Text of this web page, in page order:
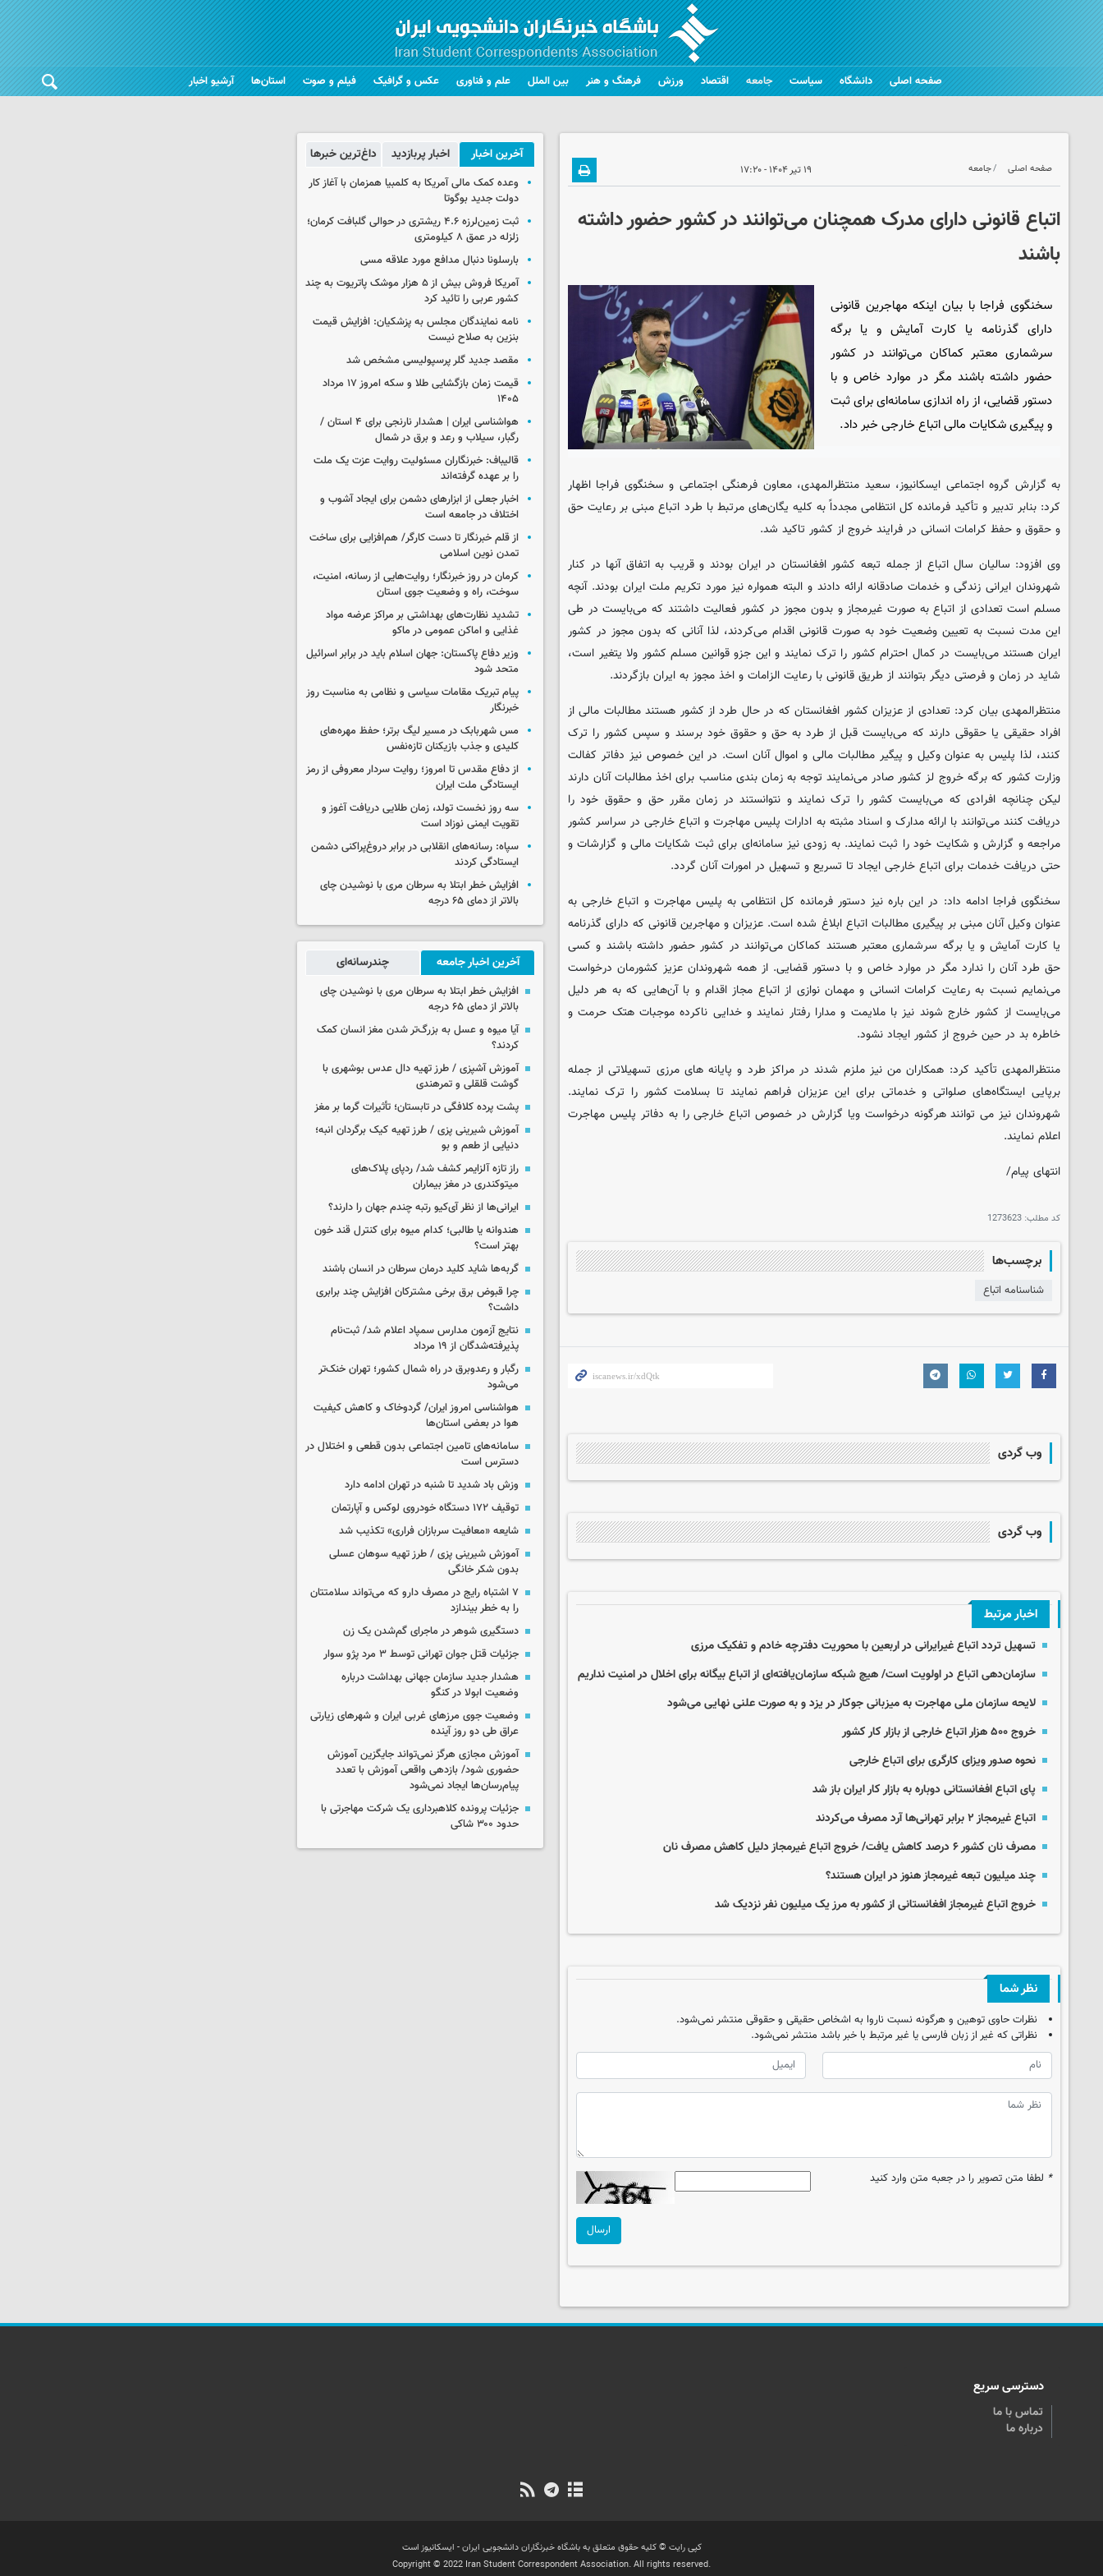
صفحه اصلی دانشگاه سیاست جامعه اقتصاد ورزش فرهنگ و هنر بین الملل علم و فناوری عکس و گرافیک فیلم و صوت استان‌ها آرشیو اخبار
صفحه اصلی جامعه ۱۹ تیر ۱۴۰۴ - ۱۷:۲۰
اتباع قانونی دارای مدرک همچنان می‌توانند در کشور حضور داشته
باشند
سخنگوی فراجا با بیان اینکه مهاجرین قانونی
دارای گذرنامه یا کارت آمایش و یا برگه
سرشماری معتبر کماکان می‌توانند در کشور
حضور داشته باشند مگر در موارد خاص و با
دستور قضایی، از راه اندازی سامانه‌ای برای ثبت
و پیگیری شکایات مالی اتباع خارجی خبر داد.
به گزارش گروه اجتماعی ایسکانیوز، سعید منتظرالمهدی، معاون فرهنگی اجتماعی و سخنگوی فراجا اظهار
کرد: بنابر تدبیر و تأکید فرمانده کل انتظامی مجدداً به کلیه یگان‌های مرتبط با طرد اتباع مبنی بر رعایت حق
و حقوق و حفظ کرامات انسانی در فرایند خروج از کشور تاکید شد.
وی افزود: سالیان سال اتباع از جمله تبعه کشور افغانستان در ایران بودند و قریب به اتفاق آنها در کنار
شهروندان ایرانی زندگی و خدمات صادقانه ارائه دادند و البته همواره نیز مورد تکریم ملت ایران بودند. آنچه
مسلم است تعدادی از اتباع به صورت غیرمجاز و بدون مجوز در کشور فعالیت داشتند که می‌بایست در طی
این مدت نسبت به تعیین وضعیت خود به صورت قانونی اقدام می‌کردند، لذا آنانی که بدون مجوز در کشور
ایران هستند می‌بایست در کمال احترام کشور را ترک نمایند و این جزو قوانین مسلم کشور ولا یتغیر است،
شاید در زمان و فرصتی دیگر بتوانند از طریق قانونی با رعایت الزامات و اخذ مجوز به ایران بازگردند.
منتظرالمهدی بیان کرد: تعدادی از عزیزان کشور افغانستان که در حال طرد از کشور هستند مطالبات مالی از
افراد حقیقی یا حقوقی دارند که می‌بایست قبل از طرد به حق و حقوق خود برسند و سپس کشور را ترک
کنند، لذا پلیس به عنوان وکیل و پیگیر مطالبات مالی و اموال آنان است. در این خصوص نیز دفاتر کفالت
وزارت کشور که برگه خروج لز کشور صادر می‌نمایند توجه به زمان بندی مناسب برای اخذ مطالبات آنان دارند
لیکن چنانچه افرادی که می‌بایست کشور را ترک نمایند و نتوانستند در زمان مقرر حق و حقوق خود را
دریافت کنند می‌توانند با ارائه مدارک و اسناد مثبته به ادارات پلیس مهاجرت و اتباع خارجی در سراسر کشور
مراجعه و گزارش و شکایت خود را ثبت نمایند. به زودی نیز سامانه‌ای برای ثبت شکایات مالی و گزارشات و
حتی دریافت خدمات برای اتباع خارجی ایجاد تا تسریع و تسهیل در امورات آنان گردد.
سخنگوی فراجا ادامه داد: در این باره نیز دستور فرمانده کل انتظامی به پلیس مهاجرت و اتباع خارجی به
عنوان وکیل آنان مبنی بر پیگیری مطالبات اتباع ابلاغ شده است. عزیزان و مهاجرین قانونی که دارای گذرنامه
یا کارت آمایش و یا برگه سرشماری معتبر هستند کماکان می‌توانند در کشور حضور داشته باشند و کسی
حق طرد آنان را ندارد مگر در موارد خاص و با دستور قضایی. از همه شهروندان عزیز کشورمان درخواست
می‌نمایم نسبت به رعایت کرامات انسانی و مهمان نوازی از اتباع مجاز اقدام و با آن‌هایی که به هر دلیل
می‌بایست از کشور خارج شوند نیز با ملایمت و مدارا رفتار نمایند و خدایی ناکرده موجبات هتک حرمت و
خاطره بد در حین خروج از کشور ایجاد نشود.
منتظرالمهدی تأکید کرد: همکاران من نیز ملزم شدند در مراکز طرد و پایانه های مرزی تسهیلاتی از جمله
برپایی ایستگاه‌های صلواتی و خدماتی برای این عزیزان فراهم نمایند تا بسلامت کشور را ترک نمایند.
شهروندان نیز می توانند هرگونه درخواست ویا گزارش در خصوص اتباع خارجی را به دفاتر پلیس مهاجرت
اعلام نمایند.
انتهای پیام/
کد مطلب: 1273623
برچسب‌ها
شناسنامه اتباع
وب گردی
وب گردی
اخبار مرتبط
تسهیل تردد اتباع غیرایرانی در اربعین با محوریت دفترچه خادم و تفکیک مرزی
سازمان‌دهی اتباع در اولویت است/ هیچ شبکه سازمان‌یافته‌ای از اتباع بیگانه برای اخلال در امنیت نداریم
لایحه سازمان ملی مهاجرت به میزبانی جوکار در یزد و به صورت علنی نهایی می‌شود
خروج ۵۰۰ هزار اتباع خارجی از بازار کار کشور
نحوه صدور ویزای کارگری برای اتباع خارجی
پای اتباع افغانستانی دوباره به بازار کار ایران باز شد
اتباع غیرمجاز ۲ برابر تهرانی‌ها آرد مصرف می‌کردند
مصرف نان کشور ۶ درصد کاهش یافت/ خروج اتباع غیرمجاز دلیل کاهش مصرف نان
چند میلیون تبعه غیرمجاز هنوز در ایران هستند؟
خروج اتباع غیرمجاز افغانستانی از کشور به مرز یک میلیون نفر نزدیک شد
نظر شما
نظرات حاوی توهین و هرگونه نسبت ناروا به اشخاص حقیقی و حقوقی منتشر نمی‌شود.
نظراتی که غیر از زبان فارسی یا غیر مرتبط با خبر باشد منتشر نمی‌شود.
* لطفا متن تصویر را در جعبه متن وارد کنید
ارسال
آخرین اخبار اخبار پربازدید داغ‌ترین خبرها
وعده کمک مالی آمریکا به کلمبیا همزمان با آغاز کار
دولت جدید بوگوتا
ثبت زمین‌لرزه ۴.۶ ریشتری در حوالی گلبافت کرمان؛
زلزله در عمق ۸ کیلومتری
بارسلونا دنبال مدافع مورد علاقه مسی
آمریکا فروش بیش از ۵ هزار موشک پاتریوت به چند
کشور عربی را تائید کرد
نامه نمایندگان مجلس به پزشکیان: افزایش قیمت
بنزین به صلاح نیست
مقصد جدید گلر پرسپولیسی مشخص شد
قیمت زمان بازگشایی طلا و سکه امروز ۱۷ مرداد
۱۴۰۵
هواشناسی ایران | هشدار نارنجی برای ۴ استان /
رگبار، سیلاب و رعد و برق در شمال
قالیباف: خبرنگاران مسئولیت روایت عزت یک ملت
را بر عهده گرفته‌اند
اخبار جعلی از ابزارهای دشمن برای ایجاد آشوب و
اختلاف در جامعه است
از قلم خبرنگار تا دست کارگر/ هم‌افزایی برای ساخت
تمدن نوین اسلامی
کرمان در روز خبرنگار؛ روایت‌هایی از رسانه، امنیت،
سوخت، راه و وضعیت جوی استان
تشدید نظارت‌های بهداشتی بر مراکز عرضه مواد
غذایی و اماکن عمومی در ماکو
وزیر دفاع پاکستان: جهان اسلام باید در برابر اسرائیل
متحد شود
پیام تبریک مقامات سیاسی و نظامی به مناسبت روز
خبرنگار
مس شهربابک در مسیر لیگ برتر؛ حفظ مهره‌های
کلیدی و جذب بازیکنان تازه‌نفس
از دفاع مقدس تا امروز؛ روایت سردار معروفی از رمز
ایستادگی ملت ایران
سه روز نخست تولد، زمان طلایی دریافت آغوز و
تقویت ایمنی نوزاد است
سپاه: رسانه‌های انقلابی در برابر دروغ‌پراکنی دشمن
ایستادگی کردند
افزایش خطر ابتلا به سرطان مری با نوشیدن چای
بالاتر از دمای ۶۵ درجه
آخرین اخبار جامعه چندرسانه‌ای
افزایش خطر ابتلا به سرطان مری با نوشیدن چای
بالاتر از دمای ۶۵ درجه
آیا میوه و عسل به بزرگ‌تر شدن مغز انسان کمک
کردند؟
آموزش آشپزی / طرز تهیه دال عدس بوشهری با
گوشت قلقلی و تمرهندی
پشت پرده کلافگی در تابستان؛ تأثیرات گرما بر مغز
آموزش شیرینی پزی / طرز تهیه کیک برگردان انبه؛
دنیایی از طعم و بو
راز تازه آلزایمر کشف شد/ ردپای پلاک‌های
میتوکندری در مغز بیماران
ایرانی‌ها از نظر آی‌کیو رتبه چندم جهان را دارند؟
هندوانه یا طالبی؛ کدام‌ میوه برای کنترل قند خون
بهتر است؟
گربه‌ها شاید کلید درمان سرطان در انسان باشند
چرا قبوض برق برخی مشترکان افزایش چند برابری
داشت؟
نتایج آزمون مدارس سمپاد اعلام شد/ ثبت‌نام
پذیرفته‌شدگان از ۱۹ مرداد
رگبار و رعدوبرق در راه شمال کشور؛ تهران خنک‌تر
می‌شود
هواشناسی امروز ایران/ گردوخاک و کاهش کیفیت
هوا در بعضی استان‌ها
سامانه‌های تامین اجتماعی بدون قطعی و اختلال در
دسترس است
وزش باد شدید تا شنبه در تهران ادامه دارد
توقیف ۱۷۲ دستگاه خودروی لوکس و آپارتمان
شایعه «معافیت سربازان فراری» تکذیب شد
آموزش شیرینی پزی / طرز تهیه سوهان عسلی
بدون شکر خانگی
۷ اشتباه رایج در مصرف دارو که می‌تواند سلامتتان
را به خطر بیندازد
دستگیری شوهر در ماجرای گم‌شدن یک زن
جزئیات قتل جوان تهرانی توسط ۳ مرد پژو سوار
هشدار جدید سازمان جهانی بهداشت درباره
وضعیت ابولا در کنگو
وضعیت جوی مرزهای غربی ایران و شهرهای زیارتی
عراق طی دو روز آینده
آموزش مجازی هرگز نمی‌تواند جایگزین آموزش
حضوری شود/ بازدهی واقعی آموزش با تعدد
پیام‌رسان‌ها ایجاد نمی‌شود
جزئیات پرونده کلاهبرداری یک شرکت مهاجرتی با
حدود ۳۰۰ شاکی
دسترسی سریع
تماس با ما
درباره ما
کپی رایت © کلیه حقوق متعلق به باشگاه خبرنگاران دانشجویی ایران - ایسکانیوز است
Copyright © 2022 Iran Student Correspondent Association. All rights reserved.